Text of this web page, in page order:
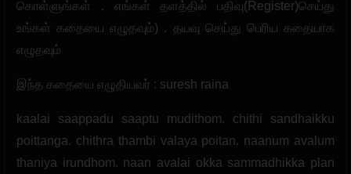
கொள்ளுங்கள் . எங்கள் தளத்தில் பதிவு(Register)செய்து
உங்கள் கதையை எழுதவும்) . தயவு செய்து பெரிய கதையாக
எழுதவும்
இந்த கதையை எழுதியவர் : suresh raina
kaalai saappadu saaptu mudithom. chithi sandhaikku
poittanga. chithra thambi valaya poitan. naanum avalum
thaniya irundhom. naan avalai okka sammadhikka plan